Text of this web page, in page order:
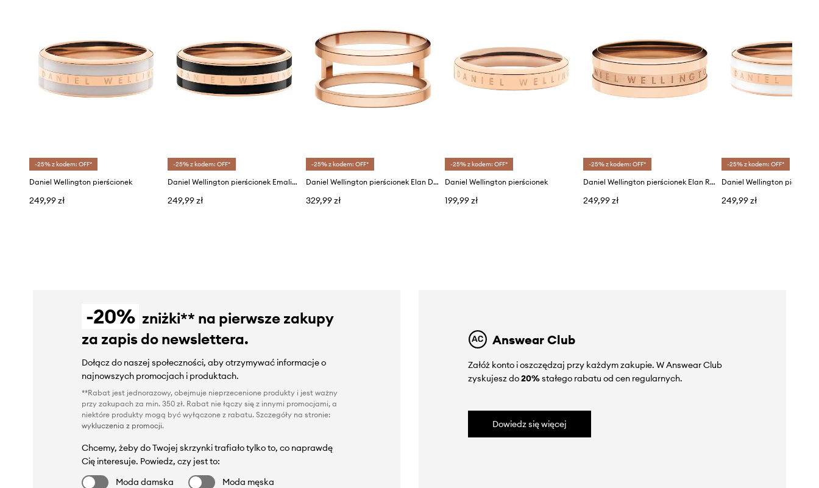
-25% z kodem: OFF*
Daniel Wellington pierścionek
249,99 zł
-25% z kodem: OFF*
Daniel Wellington pierścionek Emalie Ring Black RG 52
249,99 zł
-25% z kodem: OFF*
Daniel Wellington pierścionek Elan Dual Ring RG 48
329,99 zł
-25% z kodem: OFF*
Daniel Wellington pierścionek
199,99 zł
-25% z kodem: OFF*
Daniel Wellington pierścionek Elan Ring RG 48
249,99 zł
-25% z kodem: OFF*
Daniel Wellington
249,99 zł
-20% zniżki** na pierwsze zakupy
za zapis do newslettera.
Dołącz do naszej społeczności, aby otrzymywać informacje o
najnowszych promocjach i produktach.
**Rabat jest jednorazowy, obejmuje nieprzecenione produkty i jest ważny
przy zakupach za min. 350 zł. Rabat nie łączy się z innymi promocjami, a
niektóre produkty mogą być wyłączone z rabatu. Szczegóły na stronie:
wykluczenia z promocji.
Chcemy, żeby do Twojej skrzynki trafiało tylko to, co naprawdę
Cię interesuje. Powiedz, czy jest to:
Moda damska
Moda męska
Answear Club
Załóż konto i oszczędzaj przy każdym zakupie. W Answear Club
zyskujesz do20%stałego rabatu od cen regularnych.
Dowiedz się więcej